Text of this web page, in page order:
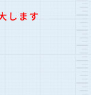
します